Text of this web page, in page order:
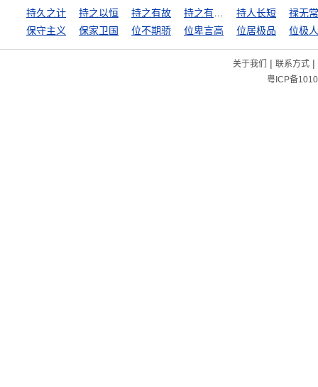
持久之计 持之以恒 持之有故 持人长短
禄无
保守主义
保家卫国 位不期骄 位卑言高 位居极品 位极
关于我们 | 联系方式|
粤ICP备